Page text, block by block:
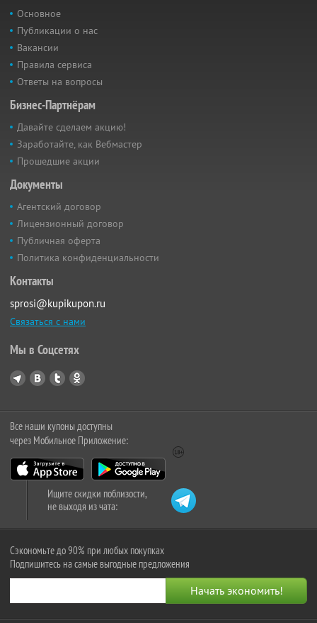
Основное
Публикации о нас
Вакансии
Правила сервиса
Ответы на вопросы
Бизнес-Партнёрам
Давайте сделаем акцию!
Заработайте, как Вебмастер
Прошедшие акции
Документы
Агентский договор
Лицензионный договор
Публичная оферта
Политика конфиденциальности
Контакты
sprosi@kupikupon.ru
Связаться с нами
Мы в Соцсетях
Все наши купоны доступны
через Мобильное Приложение:
Ищите скидки поблизости,
не выходя из чата:
Сэкономьте до 90% при любых покупках
Подпишитесь на самые выгодные предложения